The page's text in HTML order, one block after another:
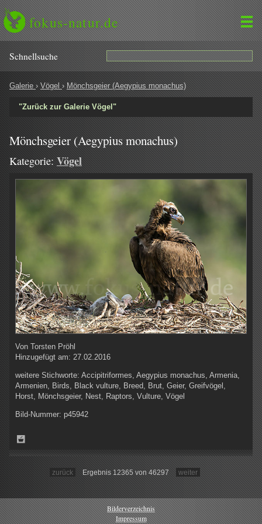
fokus-natur.de
Schnell­suche
Galerie › Vögel › Mönchsgeier (Aegypius monachus)
"Zurück zur Galerie Vögel"
Mönchsgeier (Aegypius monachus)
Kategorie: Vögel
Von Torsten Pröhl
Hinzugefügt am: 27.02.2016
weitere Stichworte: Accipitriformes, Aegypius monachus, Armenia,
Armenien, Birds, Black vulture, Breed, Brut, Geier, Greifvögel,
Horst, Mönchsgeier, Nest, Raptors, Vulture, Vögel
Bild-Nummer: p45942
zurück Ergebnis 12365 von 46297 weiter
Bilderverzeichnis
Impressum